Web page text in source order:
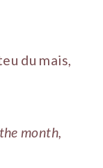
du mais,
month,